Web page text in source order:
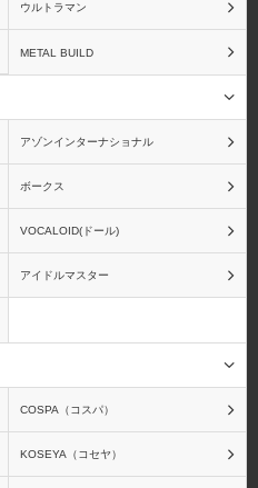
ウルトラマン
METAL BUILD
アゾンインターナショナル
ボークス
VOCALOID(ドール)
アイドルマスター
COSPA（コスパ）
KOSEYA（コセヤ）